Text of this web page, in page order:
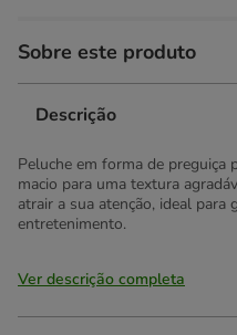
Sobre este produto
Descrição
Peluche em forma de preguiça
macio para uma textura
atrair a sua atenção, ideal para
entretenimento.
Ver descrição completa